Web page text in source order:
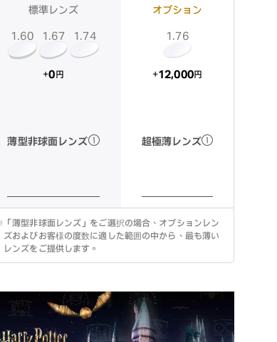
標準レンズ
1.60 1.67 1.74
+0 円
薄型非球面レンズ
オプション
1.76
+12,000円
超極薄レンズ
「薄型非球面レンズ」をご選択の場合、オプションレン
ズおよびお客様の度数に適した範囲の中から、最も薄い
レンズをご提供します。